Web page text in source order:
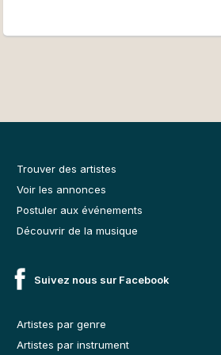
Trouver des artistes
Voir les annonces
Postuler aux événements
Découvrir de la musique
Suivez nous sur Facebook
Artistes par genre
Artistes par instrument